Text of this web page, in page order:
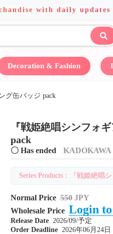
with daily updates
Decoration & Fashion
グ缶バッジ pack
『戦姫絶唱シンフォ
pack
〇 Has ended KADOKAWA
Series Products：『戦姫絶唱
Normal Price 550 JPY
Wholesale Price Login
Release Date 2026/09/予定
Order Deadline 2026年06月24日